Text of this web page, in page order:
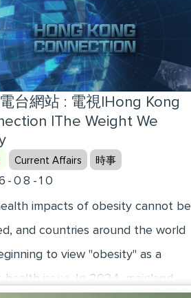
散了，李小河也離開了，他們連最
見也沒有說。
台網站 : 電視|Hong Kong
|The Weight We
Current Affairs 時事
08-10
impacts of obesity cannot be
and countries around the world
to view "obesity" as a
health issue. In 2024, mainland